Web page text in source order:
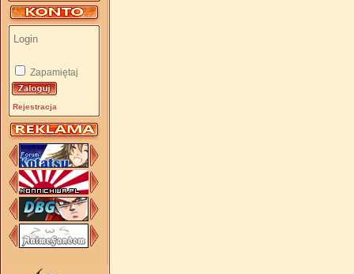
Zapamiętaj
Rejestracja